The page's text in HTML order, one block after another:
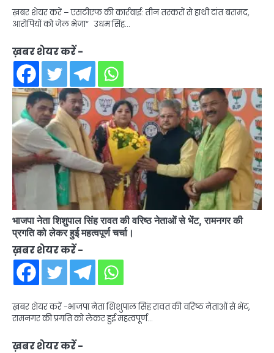
ख़बर शेयर करें – एसटीएफ की कार्रवाई: तीन तस्करों से हाथी दांत बरामद,
आरोपियों को जेल भेजा” उधम सिंह…
ख़बर शेयर करें -
भाजपा नेता शिशुपाल सिंह रावत की वरिष्ठ नेताओं से भेंट, रामनगर की
प्रगति को लेकर हुई महत्वपूर्ण चर्चा।
ख़बर शेयर करें -
ख़बर शेयर करें -भाजपा नेता शिशुपाल सिंह रावत की वरिष्ठ नेताओं से भेंट,
रामनगर की प्रगति को लेकर हुई महत्वपूर्ण…
ख़बर शेयर करें -